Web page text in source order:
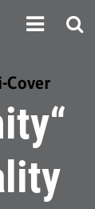
Cover